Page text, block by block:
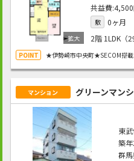
敷 0ヶ月
2階 1LDK（
★伊勢崎市中央町★SECOM搭載
マンション グリーンマン
東
築
群